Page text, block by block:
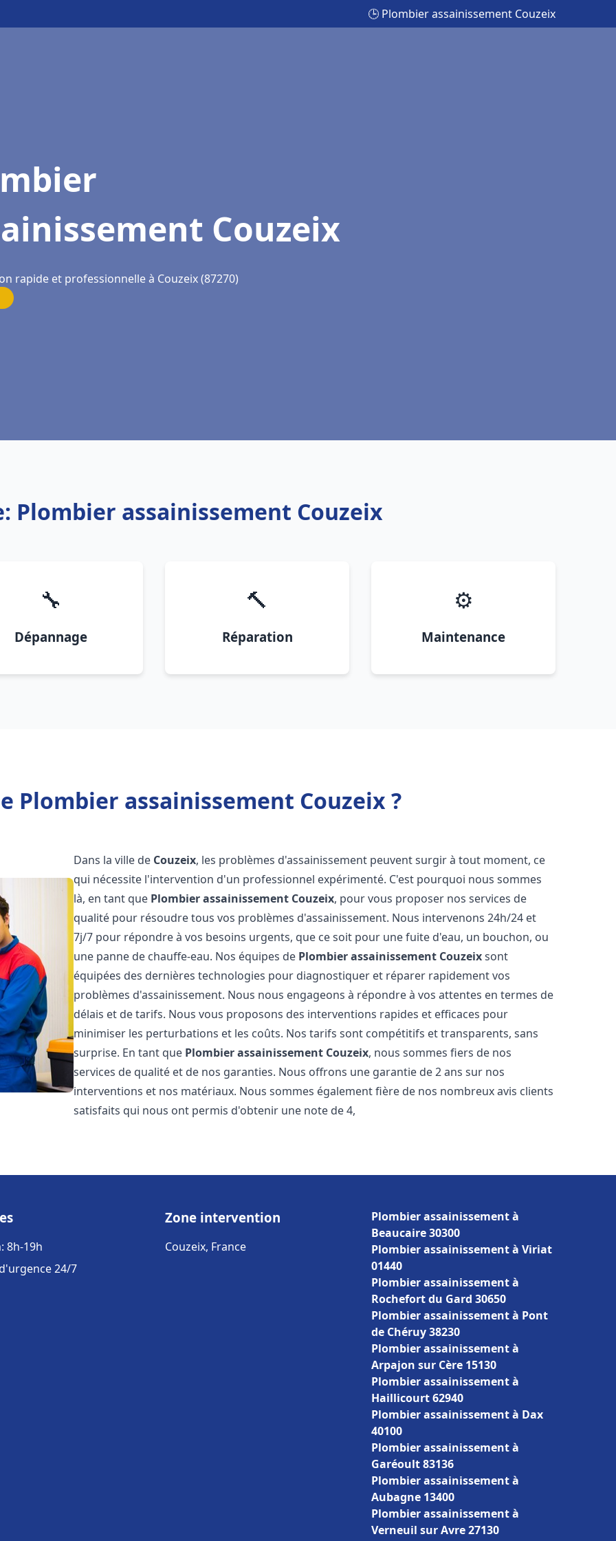
🕒 Plombier assainissement Couzeix
Couzeix
rapide et professionnelle à Couzeix (87270)
Plombier assainissement Couzeix
🔧
Dépannage
🔨
Réparation
⚙️
Maintenance
Plombier assainissement Couzeix ?
Dans la ville de Couzeix, les problèmes d'assainissement peuvent surgir à tout moment, ce
qui nécessite l'intervention d'un professionnel expérimenté. C'est pourquoi nous sommes
là, en tant que Plombier assainissement Couzeix, pour vous proposer nos services de
qualité pour résoudre tous vos problèmes d'assainissement. Nous intervenons 24h/24 et
7j/7 pour répondre à vos besoins urgents, que ce soit pour une fuite d'eau, un bouchon, ou
une panne de chauffe-eau. Nos équipes de Plombier assainissement Couzeixsont
équipées des dernières technologies pour diagnostiquer et réparer rapidement vos
problèmes d'assainissement. Nous nous engageons à répondre à vos attentes en termes de
délais et de tarifs. Nous vous proposons des interventions rapides et efficaces pour
minimiser les perturbations et les coûts. Nos tarifs sont compétitifs et transparents, sans
surprise. En tant que Plombier assainissement Couzeix, nous sommes fiers de nos
services de qualité et de nos garanties. Nous offrons une garantie de 2 ans sur nos
interventions et nos matériaux. Nous sommes également fière de nos nombreux avis clients
satisfaits qui nous ont permis d'obtenir une note de 4,
8h-19h
24/7
Zone intervention
Couzeix, France
Plombier assainissement à
Beaucaire 30300
Plombier assainissement à Viriat
01440
Plombier assainissement à
Rochefort du Gard 30650
Plombier assainissement à Pont
de Chéruy 38230
Plombier assainissement à
Arpajon sur Cère 15130
Plombier assainissement à
Haillicourt 62940
Plombier assainissement à Dax
40100
Plombier assainissement à
Garéoult 83136
Plombier assainissement à
Aubagne 13400
Plombier assainissement à
Verneuil sur Avre 27130